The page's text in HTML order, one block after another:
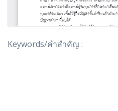
Keywords/คำสำคัญ :